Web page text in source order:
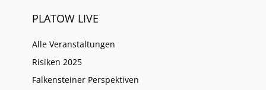
PLATOW LIVE
Alle Veranstaltungen
Risiken 2025
Falkensteiner Perspektiven